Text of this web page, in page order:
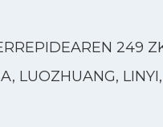
249
LUOZHUANG, LINYI,